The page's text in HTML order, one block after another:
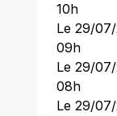
10h
Le 29/
09h
Le 29/
08h
Le 29/